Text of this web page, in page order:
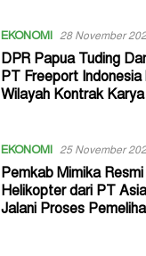
EKONOMI 28 November
DPR Papua Tuding
PT Freeport Indonesia
Wilayah Kontrak Karya
EKONOMI 25 November
Pemkab Mimika
Helikopter dari PT
Jalani Proses